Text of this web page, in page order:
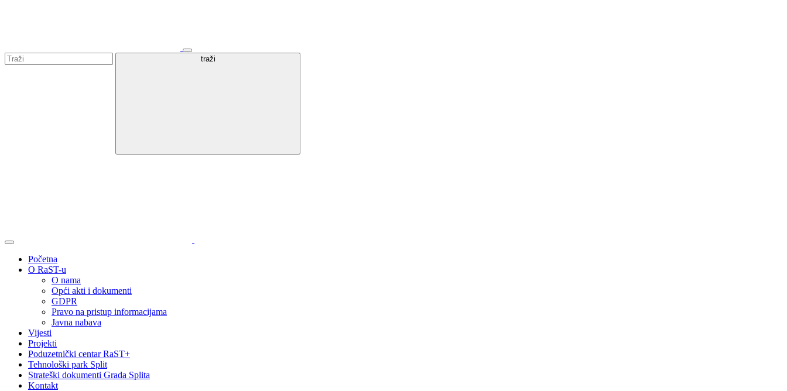
traži
Početna
O RaST-u
O nama
Opći akti i dokumenti
GDPR
Pravo na pristup informacijama
Javna nabava
Vijesti
Projekti
Poduzetnički centar RaST+
Tehnološki park Split
Strateški dokumenti Grada Splita
Kontakt